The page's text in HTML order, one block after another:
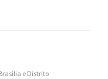
e Distrito